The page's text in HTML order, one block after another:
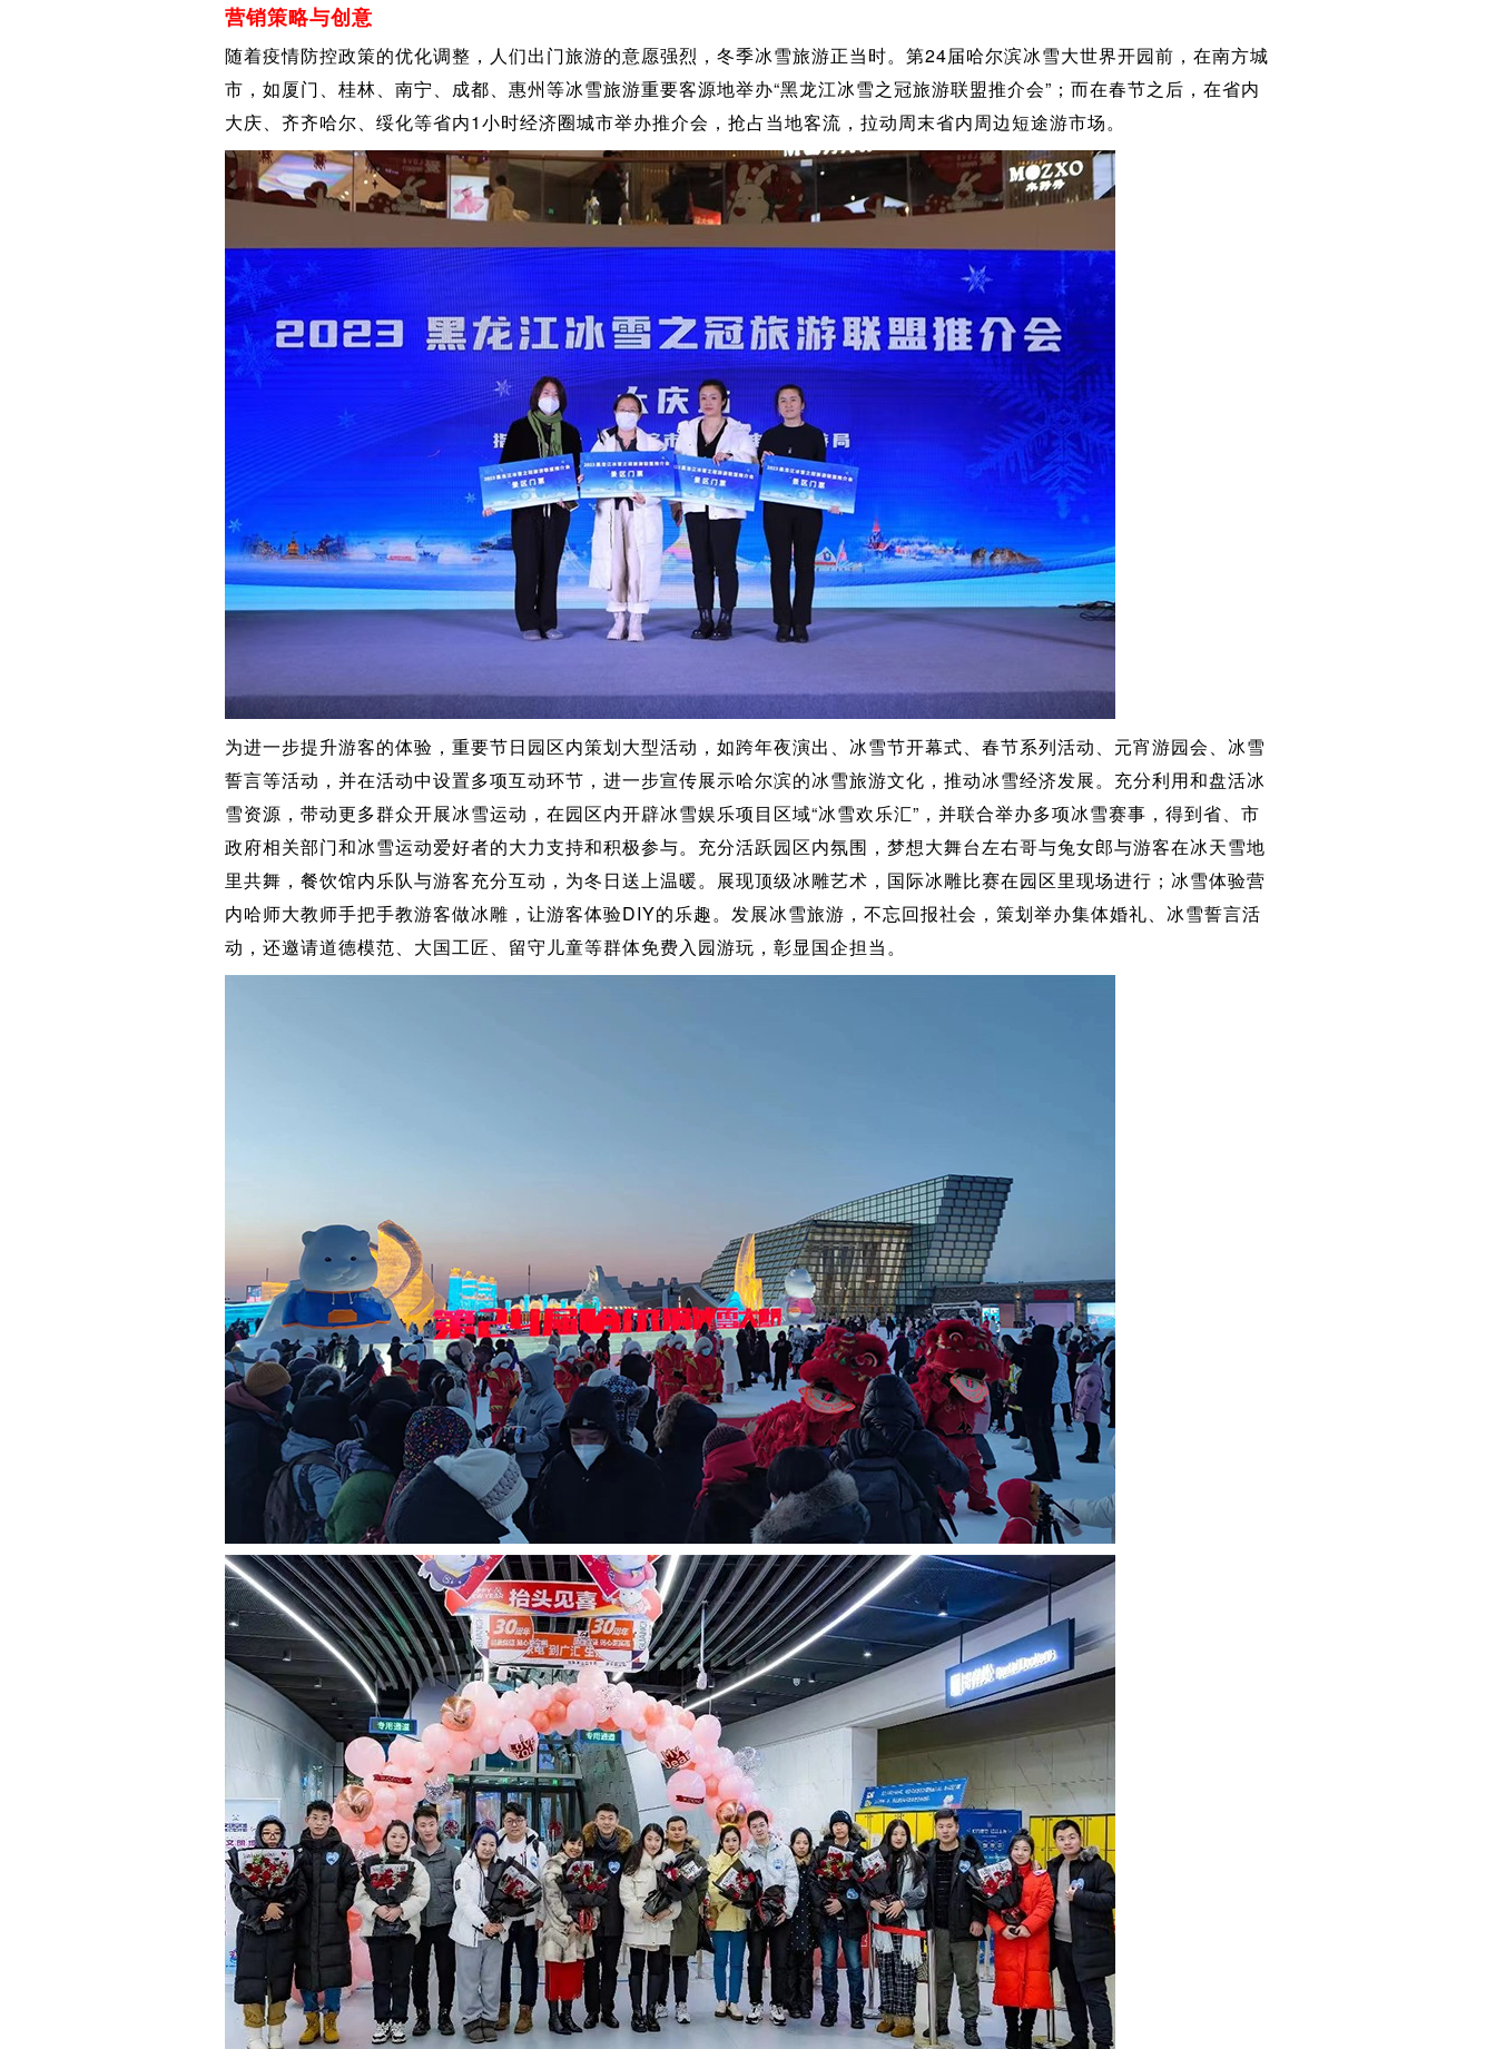
营销策略与创意
随着疫情防控政策的优化调整，人们出门旅游的意愿强烈，冬季冰雪旅游正当时。第24届哈尔滨冰雪大世界开园前，在南方城
市，如厦门、桂林、南宁、成都、惠州等冰雪旅游重要客源地举办“黑龙江冰雪之冠旅游联盟推介会”；而在春节之后，在省内
大庆、齐齐哈尔、绥化等省内1小时经济圈城市举办推介会，抢占当地客流，拉动周末省内周边短途游市场。
为进一步提升游客的体验，重要节日园区内策划大型活动，如跨年夜演出、冰雪节开幕式、春节系列活动、元宵游园会、冰雪
誓言等活动，并在活动中设置多项互动环节，进一步宣传展示哈尔滨的冰雪旅游文化，推动冰雪经济发展。充分利用和盘活冰
雪资源，带动更多群众开展冰雪运动，在园区内开辟冰雪娱乐项目区域“冰雪欢乐汇”，并联合举办多项冰雪赛事，得到省、市
政府相关部门和冰雪运动爱好者的大力支持和积极参与。充分活跃园区内氛围，梦想大舞台左右哥与兔女郎与游客在冰天雪地
里共舞，餐饮馆内乐队与游客充分互动，为冬日送上温暖。展现顶级冰雕艺术，国际冰雕比赛在园区里现场进行；冰雪体验营
内哈师大教师手把手教游客做冰雕，让游客体验DIY的乐趣。发展冰雪旅游，不忘回报社会，策划举办集体婚礼、冰雪誓言活
动，还邀请道德模范、大国工匠、留守儿童等群体免费入园游玩，彰显国企担当。